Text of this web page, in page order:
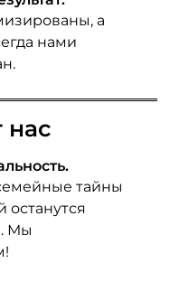
а
нами
тайны
останутся
Мы